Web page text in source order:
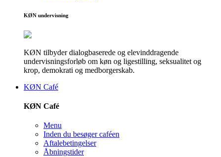
KØN undervisning
KØN tilbyder dialogbaserede og elevinddragende
undervisningsforløb om køn og ligestilling, seksualitet og
krop, demokrati og medborgerskab.
KØN Café
KØN Café
Menu
Inden du besøger caféen
Aftalebetingelser
Åbningstider